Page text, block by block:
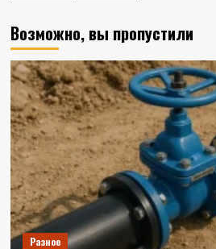
Возможно, вы пропустили
Разное